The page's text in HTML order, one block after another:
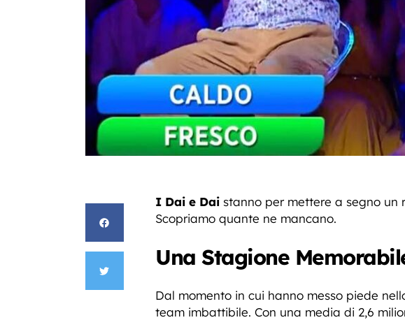
I Dai e Dai stanno per mettere a segno un
Scopriamo quante ne mancano.
Una Stagione
Dal momento in cui hanno messo piede
team imbattibile. Con una media di 2,6